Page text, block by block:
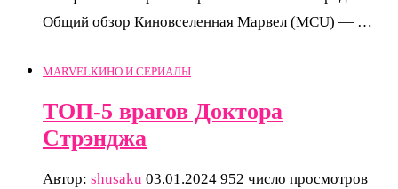
Общий обзор Киновселенная Марвел (MCU) — …
MARVELКИНО И СЕРИАЛЫ
ТОП-5 врагов Доктора
Стрэнджа
Автор: shusaku 03.01.2024 952 число просмотров